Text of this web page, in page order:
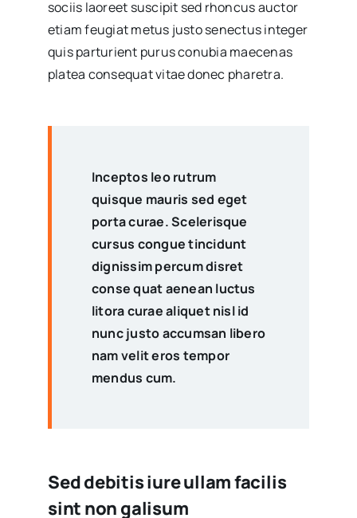
sociis laoreet suscipit sed rhoncus auctor
etiam feugiat metus justo senectus integer
quis parturient purus conubia maecenas
platea consequat vitae donec pharetra.
Inceptos leo rutrum
quisque mauris sed eget
porta curae. Scelerisque
cursus congue tincidunt
dignissim percum disret
conse quat aenean luctus
litora curae aliquet nisl id
nunc justo accumsan libero
nam velit eros tempor
mendus cum.
Sed debitis iure ullam facilis
sint non galisum